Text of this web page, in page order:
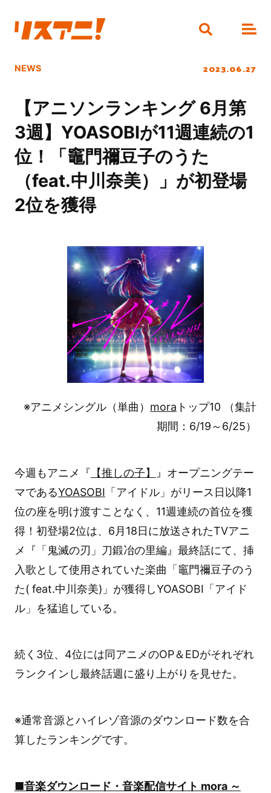
NEWS 2023.06.27
【アニソンランキング 6月第
3週】YOASOBIが11週連続の1
位！「竈門禰豆子のうた
（feat.中川奈美）」が初登場
2位を獲得
※アニメシングル（単曲） mora トップ10 （集計
期間：6/19～6/25）
今週もアニメ『 【推しの子】
』オープニングテー
マであるYOASOBI 「アイドル」がリース日以降1
位の座を明け渡すことなく、11週連続の首位を獲
得！初登場2位は、6月18日に放送されたTVアニ
メ『「鬼滅の刃」刀鍛冶の里編』最終話にて、挿
入歌として使用されていた楽曲「竈門禰豆子のう
た( feat.中川奈美)」が獲得しYOASOBI「アイド
ル」を猛追している。
続く3位、4位には同アニメのOP＆EDがそれぞれ
ランクインし最終話週に盛り上がりを見せた。
※通常音源とハイレゾ音源のダウンロード数を合
算したランキングです。
■音楽ダウンロード・音楽配信サイト mora ～